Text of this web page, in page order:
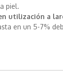
piel.
utilización a
en un 5-7%